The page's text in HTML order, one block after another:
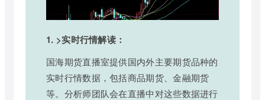
1. >实时行情解读：
国海期货直播室提供国内外主要期货品种的
实时行情数据，包括商品期货、金融期货
等。分析师团队会在直播中对这些数据进行